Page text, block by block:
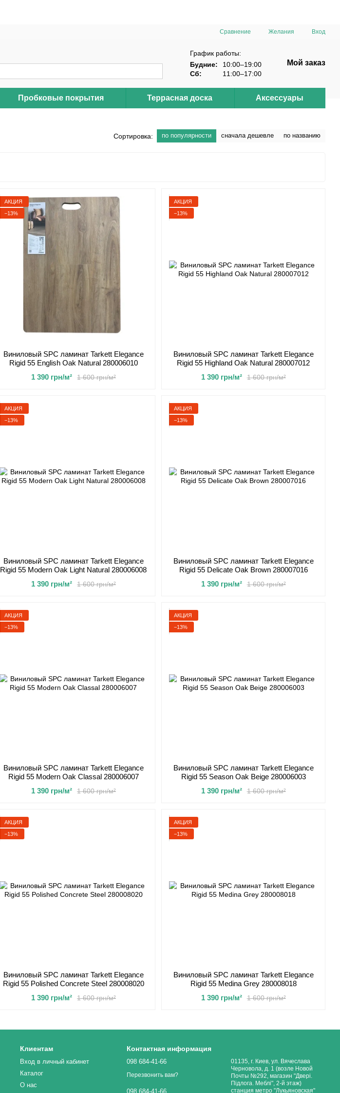
Сравнение Желания Вход
График работы:
Будние:
10:00–19:00
Сб:
11:00–17:00
Мой заказ
Пробковые покрытия Террасная доска Аксессуары
Сортировка: по популярности сначала дешевле по названию
АКЦИЯ
−13%
Виниловый SPC ламинат Tarkett Elegance
Rigid 55 English Oak Natural 280006010
1 600 грн/м²
1 390 грн/м²
АКЦИЯ
−13%
Виниловый SPC ламинат Tarkett Elegance
Rigid 55 Highland Oak Natural 280007012
1 600 грн/м²
1 390 грн/м²
АКЦИЯ
−13%
Виниловый SPC ламинат Tarkett Elegance
Rigid 55 Modern Oak Light Natural 280006008
1 600 грн/м²
1 390 грн/м²
АКЦИЯ
−13%
Виниловый SPC ламинат Tarkett Elegance
Rigid 55 Delicate Oak Brown 280007016
1 600 грн/м²
1 390 грн/м²
АКЦИЯ
−13%
Виниловый SPC ламинат Tarkett Elegance
Rigid 55 Modern Oak Classal 280006007
1 600 грн/м²
1 390 грн/м²
АКЦИЯ
−13%
Виниловый SPC ламинат Tarkett Elegance
Rigid 55 Season Oak Beige 280006003
1 600 грн/м²
1 390 грн/м²
АКЦИЯ
−13%
Виниловый SPC ламинат Tarkett Elegance
Rigid 55 Polished Concrete Steel 280008020
1 600 грн/м²
1 390 грн/м²
АКЦИЯ
−13%
Виниловый SPC ламинат Tarkett Elegance
Rigid 55 Medina Grey 280008018
1 600 грн/м²
1 390 грн/м²
Клиентам
Вход в личный кабинет
Каталог
О нас
Контактная информация
098 684-41-66
Перезвонить вам?
098 684-41-66
01135, г. Киев, ул. Вячеслава
Черновола, д. 1 (возле Новой
Почты №292, магазин "Двері.
Підлога. Меблі", 2-й этаж)
станция метро "Лукьяновская"